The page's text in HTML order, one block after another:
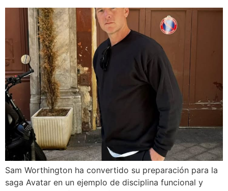
Sam Worthington ha convertido su preparación para la
saga Avatar en un ejemplo de disciplina funcional y